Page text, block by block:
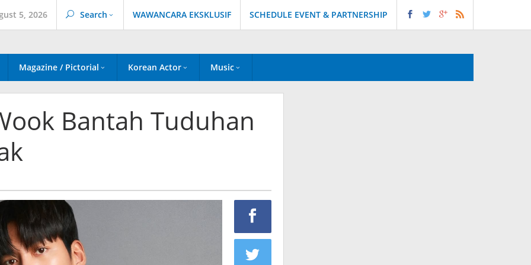
5, 2026 Search WAWANCARA EKSKLUSIF SCHEDULE EVENT & PARTNERSHIP
Magazine / Pictorial Korean Actor Music
Bantah Tuduhan